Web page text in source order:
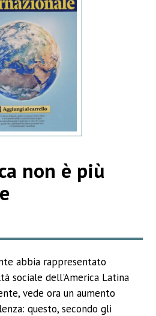
non è più
abbia rappresentato
sociale dell'America Latina
vede ora un aumento
questo, secondo gli